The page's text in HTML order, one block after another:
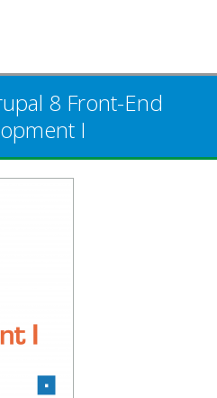
8 Front-End
I